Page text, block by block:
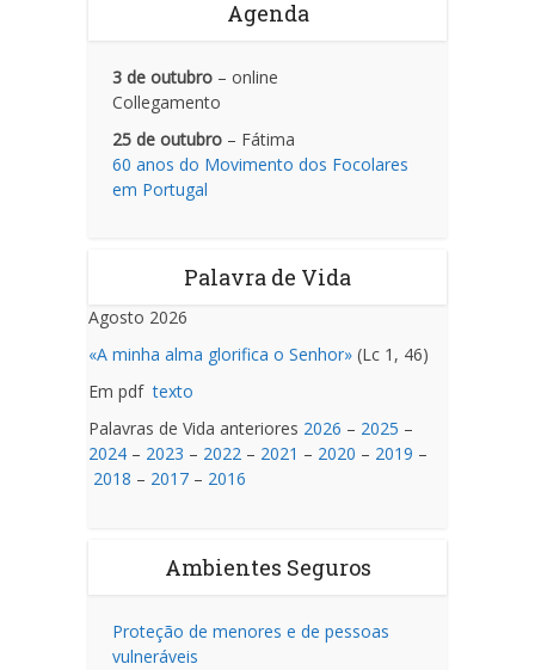
Agenda
3 de outubro – online
Collegamento
25 de outubro – Fátima
60 anos do Movimento dos Focolares
em Portugal
Palavra de Vida
Agosto 2026
«A minha alma glorifica o Senhor» (Lc 1, 46)
Em pdftexto
Palavras de Vida anteriores 2026 – 2025 –
2024 – 2023 – 2022 – 2021 – 2020 – 2019 –
2018 – 2017 – 2016
Ambientes Seguros
Proteção de menores e de pessoas
vulneráveis